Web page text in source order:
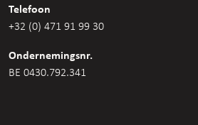
Telefoon
+32 (0) 471 91 99 30
Ondernemingsnr.
BE 0430.792.341